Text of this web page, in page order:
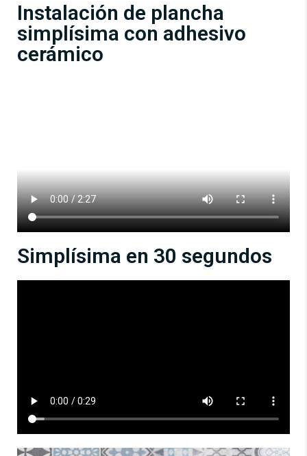
Instalación de plancha
simplísima con adhesivo
cerámico
Simplísima en 30 segundos